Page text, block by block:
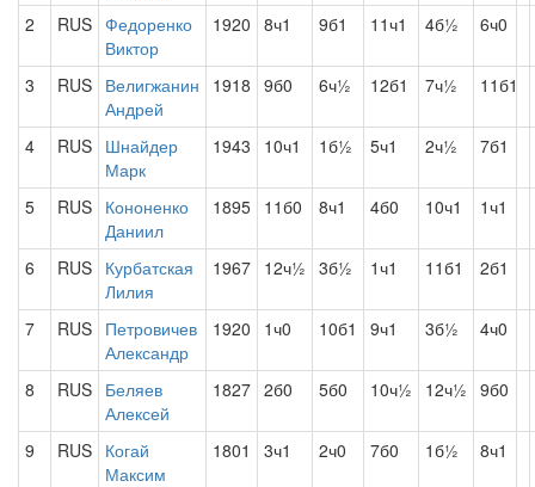
2 RUS Федоренко
Виктор
1920 8ч1 9б1 11ч1 4б½ 6ч0
3 RUS Велигжанин
Андрей
1918 9б0 6ч½ 12б1 7ч½ 11б1
4 RUS Шнайдер
Марк
1943 10ч1 1б½ 5ч1 2ч½ 7б1
5 RUS Кононенко
Даниил
1895 11б0 8ч1 4б0 10ч1 1ч1
6 RUS Курбатская
Лилия
1967 12ч½ 3б½ 1ч1 11б1 2б1
7 RUS Петровичев
Александр
1920 1ч0 10б1 9ч1 3б½ 4ч0
8 RUS Беляев
Алексей
1827 2б0 5б0 10ч½ 12ч½ 9б0
9 RUS Когай
Максим
1801 3ч1 2ч0 7б0 1б½ 8ч1